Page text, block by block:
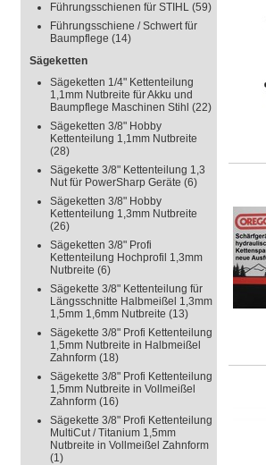
Führungsschienen für STIHL (59)
Führungsschiene / Schwert für
Baumpflege (14)
Sägeketten
Sägeketten 1/4" Kettenteilung
1,1mm Nutbreite für Akku und
Baumpflege Maschinen Stihl (22)
Sägeketten 3/8" Hobby
Kettenteilung 1,1mm Nutbreite
(28)
Sägekette 3/8" Kettenteilung 1,3
Nut für PowerSharp Geräte (6)
Sägeketten 3/8" Hobby
Kettenteilung 1,3mm Nutbreite
(26)
Sägeketten 3/8" Profi
Kettenteilung Hochprofil 1,3mm
Nutbreite (6)
Sägekette 3/8" Kettenteilung für
Längsschnitte Halbmeißel 1,3mm
1,5mm 1,6mm Nutbreite (13)
Sägekette 3/8" Profi Kettenteilung
1,5mm Nutbreite in Halbmeißel
Zahnform (18)
Sägekette 3/8" Profi Kettenteilung
1,5mm Nutbreite in Vollmeißel
Zahnform (16)
Sägekette 3/8" Profi Kettenteilung
MultiCut / Titanium 1,5mm
Nutbreite in Vollmeißel Zahnform
(1)